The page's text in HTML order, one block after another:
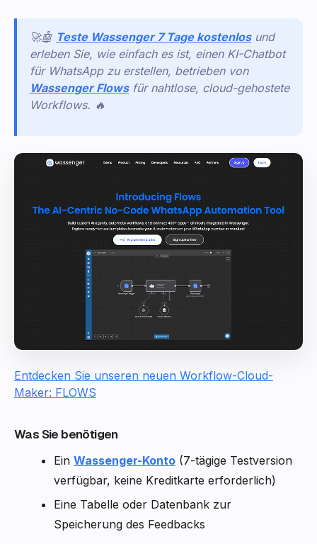
🚀🤖 Teste Wassenger 7 Tage kostenlos und
erleben Sie, wie einfach es ist, einen KI-Chatbot
für WhatsApp zu erstellen, betrieben von
Wassenger Flows für nahtlose, cloud-gehostete
Workflows. 🔥
Entdecken Sie unseren neuen Workflow-Cloud-
Maker: FLOWS
Was Sie benötigen
Ein Wassenger-Konto (7-tägige Testversion
verfügbar, keine Kreditkarte erforderlich)
Eine Tabelle oder Datenbank zur
Speicherung des Feedbacks